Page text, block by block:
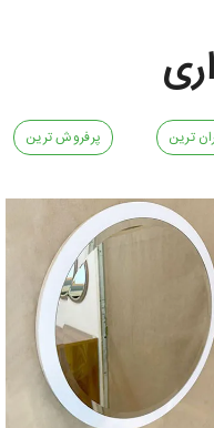
ترین پرفروش ترین